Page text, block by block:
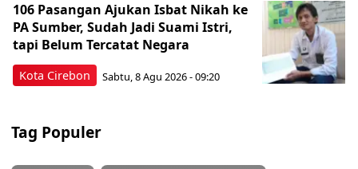
Kota Cirebon
106 Pasangan Ajukan Isbat Nikah ke
PA Sumber, Sudah Jadi Suami Istri,
tapi Belum Tercatat Negara
Sabtu, 8 Agu 2026 - 09:20
Tag Populer